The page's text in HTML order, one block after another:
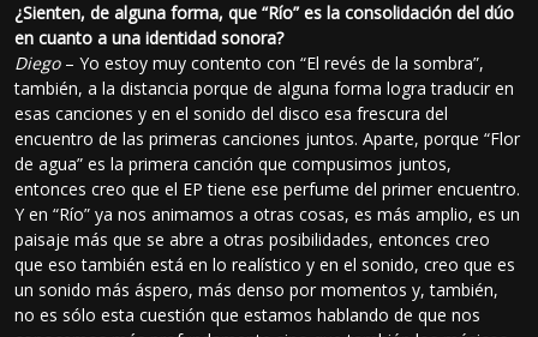
¿Sienten, de alguna forma, que “Río” es la consolidación del dúo
en cuanto a una identidad sonora?
Diego– Yo estoy muy contento con “El revés de la sombra”,
también, a la distancia porque de alguna forma logra traducir en
esas canciones y en el sonido del disco esa frescura del
encuentro de las primeras canciones juntos. Aparte, porque “Flor
de agua” es la primera canción que compusimos juntos,
entonces creo que el EP tiene ese perfume del primer encuentro.
Y en “Río” ya nos animamos a otras cosas, es más amplio, es un
paisaje más que se abre a otras posibilidades, entonces creo
que eso también está en lo realístico y en el sonido, creo que es
un sonido más áspero, más denso por momentos y, también,
no es sólo esta cuestión que estamos hablando de que nos